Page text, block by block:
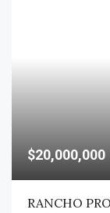
$20,000,000
RANCHO